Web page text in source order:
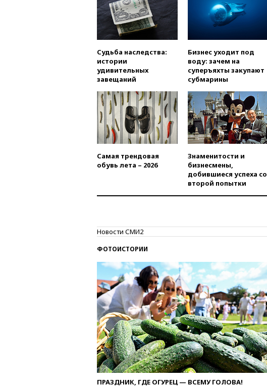
Судьба наследства:
истории
удивительных
завещаний
Бизнес уходит под
воду: зачем на
суперъяхты закупают
субмарины
Самая трендовая
обувь лета – 2026
Знаменитости и
бизнесмены,
добившиеся успеха со
второй попытки
Новости СМИ2
ФОТОИСТОРИИ
ПРАЗДНИК, ГДЕ ОГУРЕЦ — ВСЕМУ ГОЛОВА!